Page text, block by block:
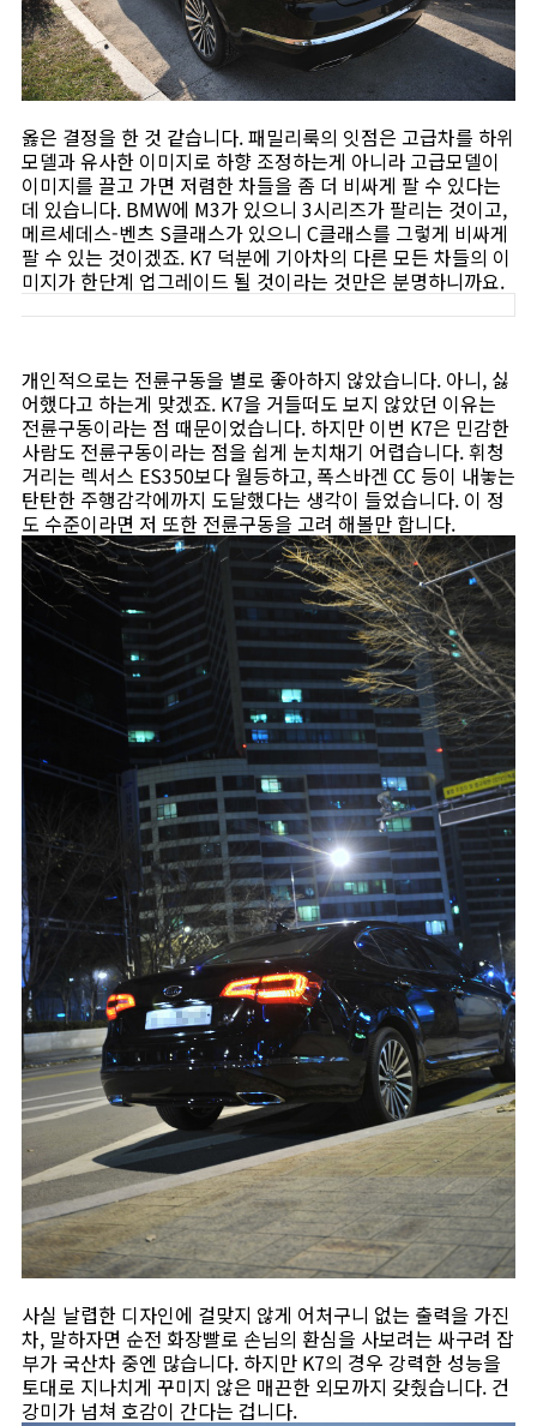
옳은 결정을 한 것 같습니다. 패밀리룩의 잇점은 고급차를 하위
모델과 유사한 이미지로 하향 조정하는게 아니라 고급모델이
이미지를 끌고 가면 저렴한 차들을 좀 더 비싸게 팔 수 있다는
데 있습니다. BMW에 M3가 있으니 3시리즈가 팔리는 것이고,
메르세데스-벤츠 S클래스가 있으니 C클래스를 그렇게 비싸게
팔 수 있는 것이겠죠. K7 덕분에 기아차의 다른 모든 차들의 이
미지가 한단계 업그레이드 될 것이라는 것만은 분명하니까요.
개인적으로는 전륜구동을 별로 좋아하지 않았습니다. 아니, 싫
어했다고 하는게 맞겠죠. K7을 거들떠도 보지 않았던 이유는
전륜구동이라는 점 때문이었습니다. 하지만 이번 K7은 민감한
사람도 전륜구동이라는 점을 쉽게 눈치채기 어렵습니다. 휘청
거리는 렉서스 ES350보다 월등하고, 폭스바겐 CC 등이 내놓는
탄탄한 주행감각에까지 도달했다는 생각이 들었습니다. 이 정
도 수준이라면 저 또한 전륜구동을 고려 해볼만 합니다.
사실 날렵한 디자인에 걸맞지 않게 어처구니 없는 출력을 가진
차, 말하자면 순전 화장빨로 손님의 환심을 사보려는 싸구려 잡
부가 국산차 중엔 많습니다. 하지만 K7의 경우 강력한 성능을
토대로 지나치게 꾸미지 않은 매끈한 외모까지 갖췄습니다. 건
강미가 넘쳐 호감이 간다는 겁니다.